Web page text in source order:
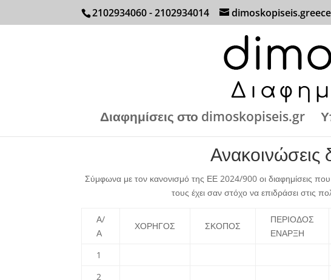
2102934060 - 2102934014
Διαφημίσεις στο dimoskopiseis.gr
Ανακοινώσεις
Σύμφωνα με τον κανονισμό της ΕΕ 2024/900 οι διαφημίσεις που
τους έχει σαν στόχο να επιδράσει στις
Α/
Α
ΧΟΡΗΓΟΣ ΣΚΟΠΟΣ
ΠΕΡΙΟΔΟΣ
ΕΝΑΡΞΗ
1
2